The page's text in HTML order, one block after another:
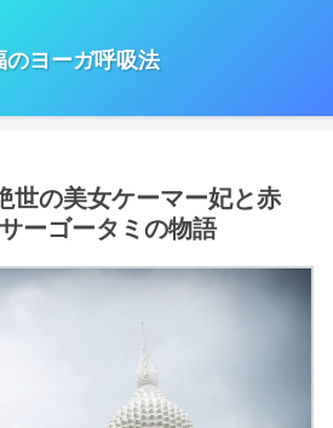
のヨーガ呼吸法
世の美女ケーマー妃と赤
ーゴータミの物語